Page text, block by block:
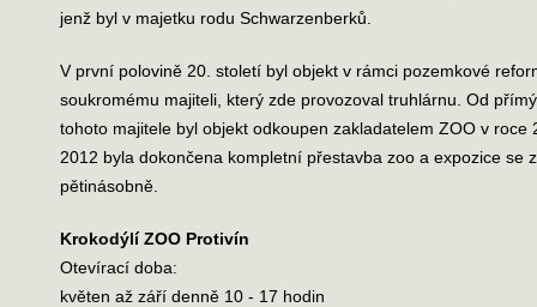
jenž byl v majetku rodu Schwarzenberků.
V první polovině 20. století byl objekt v rámci pozemkové
soukromému majiteli, který zde provozoval truhlárnu. Od
tohoto majitele byl objekt odkoupen zakladatelem ZOO v roce
2012 byla dokončena kompletní přestavba zoo a expozice se
pětinásobně.
Krokodýlí ZOO Protivín
Otevírací doba:
květen až září denně 10 - 17 hodin